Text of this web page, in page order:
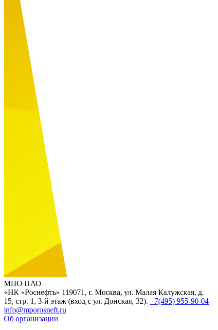
МПО ПАО
«НК «Роснефть» 119071, г. Москва, ул. Малая Калужская, д.
15, стр. 1, 3-й этаж (вход с ул. Донская, 32). +7(495) 955-90-04
info@mporosneft.ru
Об организации